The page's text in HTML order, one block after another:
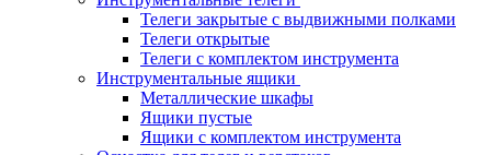
Телеги закрытые с выдвижными полками
Телеги открытые
Телеги с комплектом инструмента
Инструментальные ящики
Металлические шкафы
Ящики пустые
Ящики с комплектом инструмента